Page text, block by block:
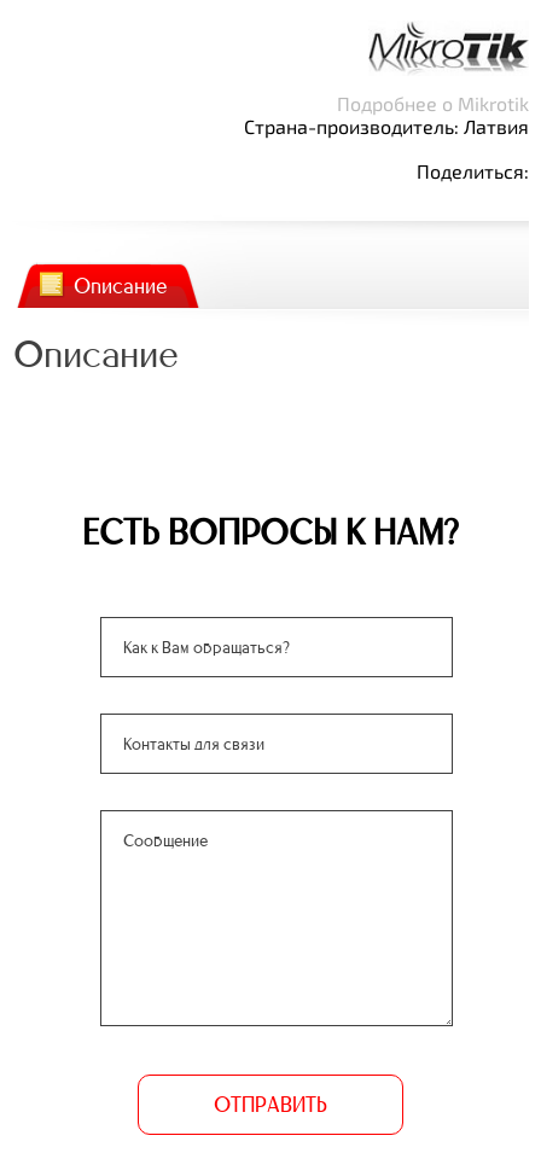
Подробнее о Mikrotik
Страна-производитель: Латвия
Поделиться:
Описание
Описание
ЕСТЬ ВОПРОСЫ К НАМ?
ОТПРАВИТЬ